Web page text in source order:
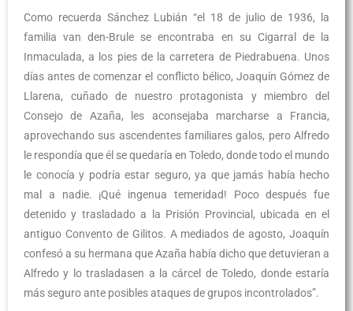
Como recuerda Sánchez Lubián “el 18 de julio de 1936, la
familia van den-Brule se encontraba en su Cigarral de la
Inmaculada, a los pies de la carretera de Piedrabuena. Unos
días antes de comenzar el conflicto bélico, Joaquín Gómez de
Llarena, cuñado de nuestro protagonista y miembro del
Consejo de Azaña, les aconsejaba marcharse a Francia,
aprovechando sus ascendentes familiares galos, pero Alfredo
le respondía que él se quedaría en Toledo, donde todo el mundo
le conocía y podría estar seguro, ya que jamás había hecho
mal a nadie. ¡Qué ingenua temeridad! Poco después fue
detenido y trasladado a la Prisión Provincial, ubicada en el
antiguo Convento de Gilitos. A mediados de agosto, Joaquín
confesó a su hermana que Azaña había dicho que detuvieran a
Alfredo y lo trasladasen a la cárcel de Toledo, donde estaría
más seguro ante posibles ataques de grupos incontrolados”.